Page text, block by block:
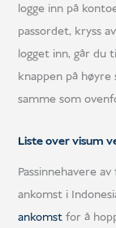
logge inn på
passordet, kryss
logget inn, går du
knappen på
samme som
Liste over visum
Passinnehavere
ankomst i
ankomst for å